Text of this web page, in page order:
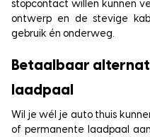
stopcontact willen kunnen
ontwerp en de stevige
gebruik én onderweg.
Betaalbaar
laadpaal
Wil je wél je auto thuis
of permanente laadpaal